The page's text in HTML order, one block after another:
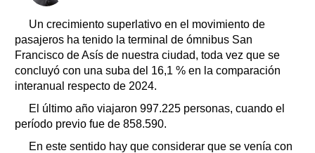
Loterías
Datos Útiles
Fúnebres
Edictos
Teléfonos de urgencia
Un crecimiento superlativo en el movimiento de
pasajeros ha tenido la terminal de ómnibus San
Francisco de Asís de nuestra ciudad, toda vez que se
concluyó con una suba del 16,1 % en la comparación
interanual respecto de 2024.
El último año viajaron 997.225 personas, cuando el
período previo fue de 858.590.
En este sentido hay que considerar que se venía con